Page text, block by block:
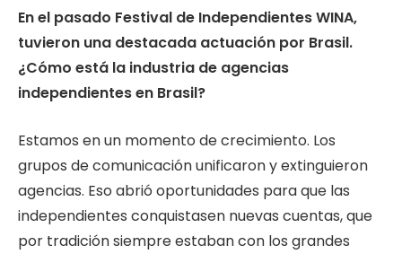
En el pasado Festival de Independientes WINA,
tuvieron una destacada actuación por Brasil.
¿Cómo está la industria de agencias
independientes en Brasil?
Estamos en un momento de crecimiento. Los
grupos de comunicación unificaron y extinguieron
agencias. Eso abrió oportunidades para que las
independientes conquistasen nuevas cuentas, que
por tradición siempre estaban con los grandes